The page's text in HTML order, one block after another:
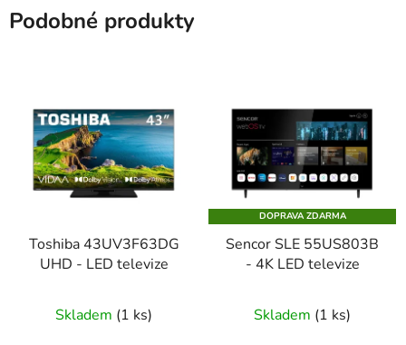
Podobné produkty
Toshiba 43UV3F63DG
UHD - LED televize
Skladem (1 ks)
DOPRAVA ZDARMA
Sencor SLE 55US803B
- 4K LED televize
Skladem (1 ks)